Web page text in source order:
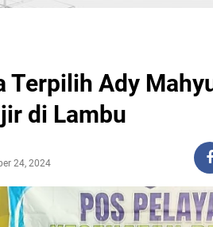
Terpilih Ady
di Lambu
24, 2024